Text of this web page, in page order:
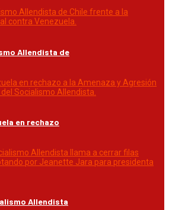
Allendista de
en rechazo
Allendista